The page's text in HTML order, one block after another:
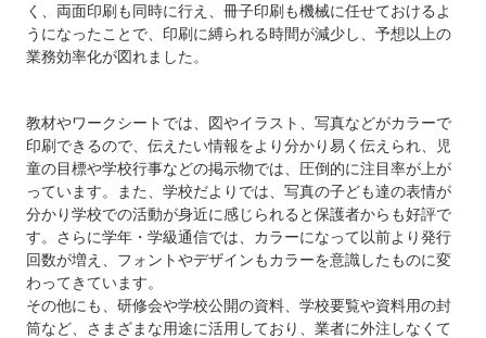
く、両面印刷も同時に行え、冊子印刷も機械に任せておけるよ
うになったことで、印刷に縛られる時間が減少し、予想以上の
業務効率化が図れました。
教材やワークシートでは、図やイラスト、写真などがカラーで
印刷できるので、伝えたい情報をより分かり易く伝えられ、児
童の目標や学校行事などの掲示物では、圧倒的に注目率が上が
っています。また、学校だよりでは、写真の子ども達の表情が
分かり学校での活動が身近に感じられると保護者からも好評で
す。さらに学年・学級通信では、カラーになって以前より発行
回数が増え、フォントやデザインもカラーを意識したものに変
わってきています。
その他にも、研修会や学校公開の資料、学校要覧や資料用の封
筒など、さまざまな用途に活用しており、業者に外注しなくて